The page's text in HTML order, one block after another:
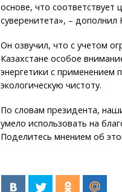
основе, что соответствует
суверенитета», –
Он озвучил, что с учетом
Казахстане особое
энергетики с применением
экологическую чистоту.
По словам президента,
умело использовать на
Поделитесь мнением об